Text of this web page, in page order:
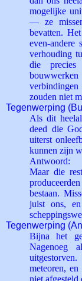
mogelijke
— ze
bevatten.
even-andere
verhouding
die
zouden niet
Tegenwerping
Als dit
deed die
uiterst
kunnen zijn
Antwoord:
Maar die
bestaan.
juist ons,
Tegenwerping
Bijna het
Nagenoeg
meteoren,